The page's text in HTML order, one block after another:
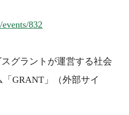
832
グラントが運営する社会
GRANT」（外部サイ